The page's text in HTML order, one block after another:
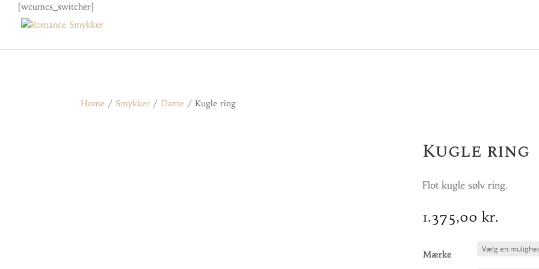
[wcumcs_switcher]
Home /Smykker / Dame / Kugle ring
Kugle ring
Flot kugle sølv ring.
1.375,00 kr.
Mærke